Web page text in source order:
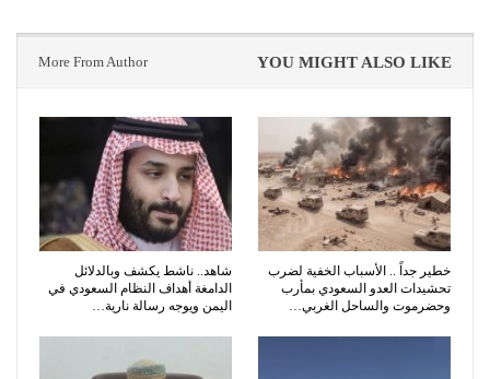
YOU MIGHT ALSO LIKE
More From Author
خطير جداً .. الأسباب الخفية لضرب
تحشيدات العدو السعودي بمأرب
وحضرموت والساحل الغربي…
شاهد.. ناشط يكشف وبالدلائل
الدامغة أهداف النظام السعودي في
اليمن ويوجه رسالة نارية…